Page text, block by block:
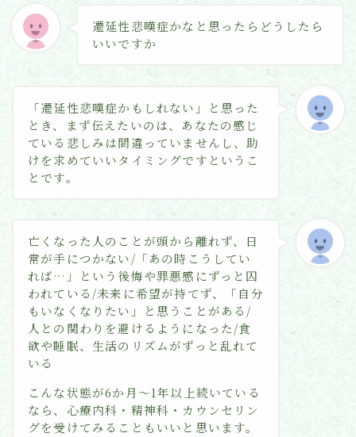
遷延性悲嘆症かなと思ったらどうしたら
いいですか
「遷延性悲嘆症かもしれない」と思った
とき、まず伝えたいのは、あなたの感じ
ている悲しみは間違っていませんし、助
けを求めていいタイミングですというこ
とです。
亡くなった人のことが頭から離れず、日
常が手につかない/「あの時こうしてい
れば…」という後悔や罪悪感にずっと囚
われている/未来に希望が持てず、「自分
もいなくなりたい」と思うことがある/
人との関わりを避けるようになった/食
欲や睡眠、生活のリズムがずっと乱れて
いる
こんな状態が6か月〜1年以上続いている
なら、心療内科・精神科・カウンセリン
グを受けてみることもいいと思います。